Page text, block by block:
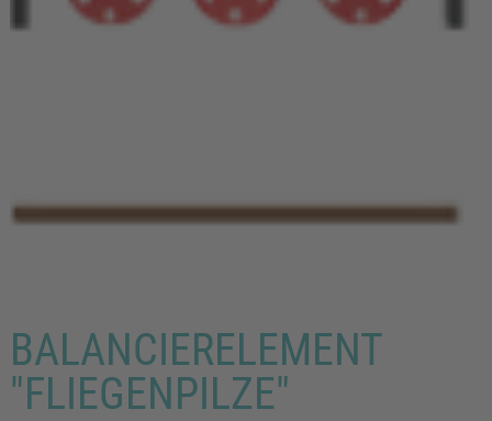
BALANCIERELEMENT
"FLIEGENPILZE"